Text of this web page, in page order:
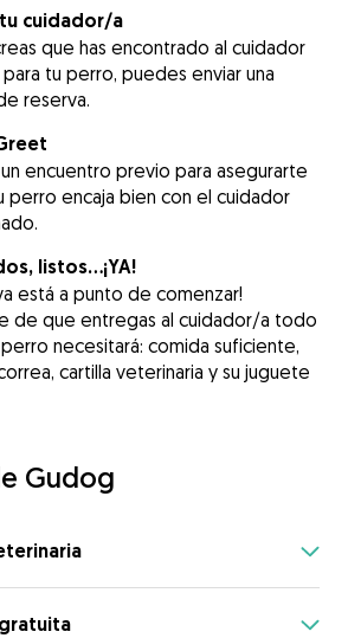
cuidador/a
que has encontrado al cuidador
tu perro, puedes enviar una
reserva.
encuentro previo para asegurarte
perro encaja bien con el cuidador
listos...¡YA!
está a punto de comenzar!
de que entregas al cuidador/a todo
necesitará: comida suficiente,
cartilla veterinaria y su juguete
Gudog